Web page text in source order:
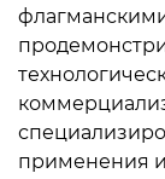
применения